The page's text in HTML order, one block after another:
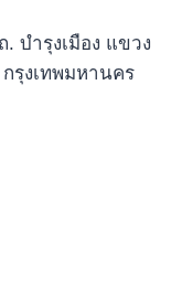
. บำรุงเมือง แขวง
รุงเทพมหานคร